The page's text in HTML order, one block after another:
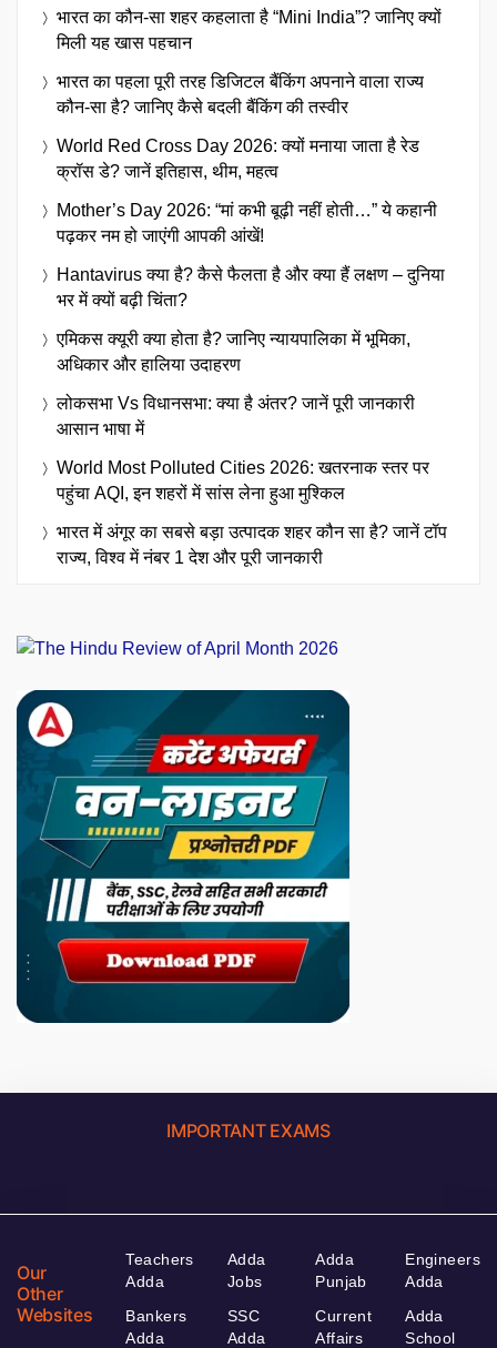
भारत का कौन-सा शहर कहलाता है “Mini India”? जानिए क्यों
मिली यह खास पहचान
भारत का पहला पूरी तरह डिजिटल बैंकिंग अपनाने वाला राज्य
कौन-सा है? जानिए कैसे बदली बैंकिंग की तस्वीर
World Red Cross Day 2026: क्यों मनाया जाता है रेड
क्रॉस डे? जानें इतिहास, थीम, महत्व
Mother’s Day 2026: “मां कभी बूढ़ी नहीं होती…” ये कहानी
पढ़कर नम हो जाएंगी आपकी आंखें!
Hantavirus क्या है? कैसे फैलता है और क्या हैं लक्षण – दुनिया
भर में क्यों बढ़ी चिंता?
एमिकस क्यूरी क्या होता है? जानिए न्यायपालिका में भूमिका,
अधिकार और हालिया उदाहरण
लोकसभा Vs विधानसभा: क्या है अंतर? जानें पूरी जानकारी
आसान भाषा में
World Most Polluted Cities 2026: खतरनाक स्तर पर
पहुंचा AQI, इन शहरों में सांस लेना हुआ मुश्किल
भारत में अंगूर का सबसे बड़ा उत्पादक शहर कौन सा है? जानें टॉप
राज्य, विश्व में नंबर 1 देश और पूरी जानकारी
IMPORTANT EXAMS
Our
Other
Websites
Teachers
Adda
Bankers
Adda
Adda
Jobs
SSC
Adda
Adda
Punjab
Current
Affairs
Engineers
Adda
Adda
School